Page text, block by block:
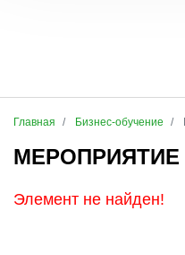
Главная Бизнес-обучение
МЕРОПРИЯТИЕ
Элемент не найден!